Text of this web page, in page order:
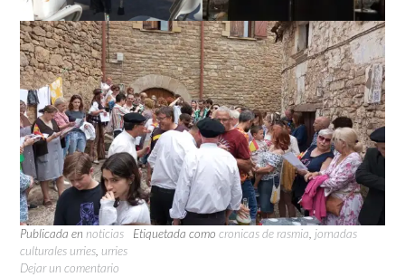
Publicada en noticias Etiquetada como cronicas de rasmia jornadas
culturales urries urries
Dejar un comentario